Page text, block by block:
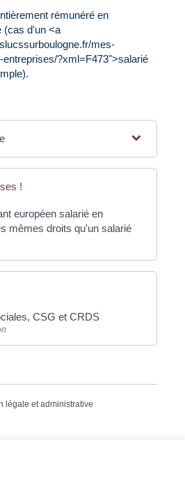
rémunéré en
(cas d'un <a
mes-
?xml=F473">salarié
!
européen salarié en
mêmes droits qu'un salarié
CSG et CRDS
légale et administrative